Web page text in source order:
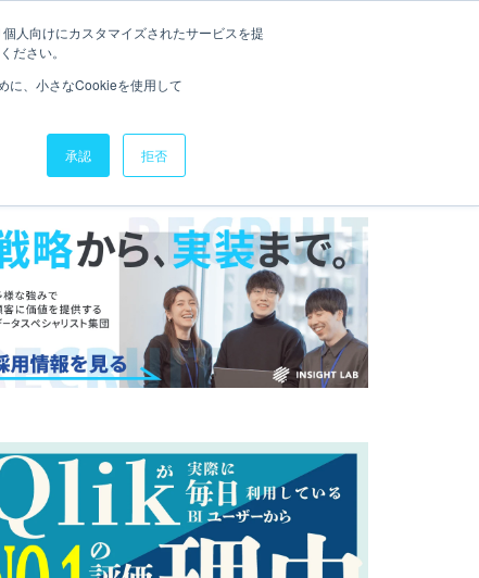
人向けにカスタマイズされたサービスを提
ださい。
に、小さなCookieを使用して
承認 拒否
QLIK SENSE道場 お役立ち資料